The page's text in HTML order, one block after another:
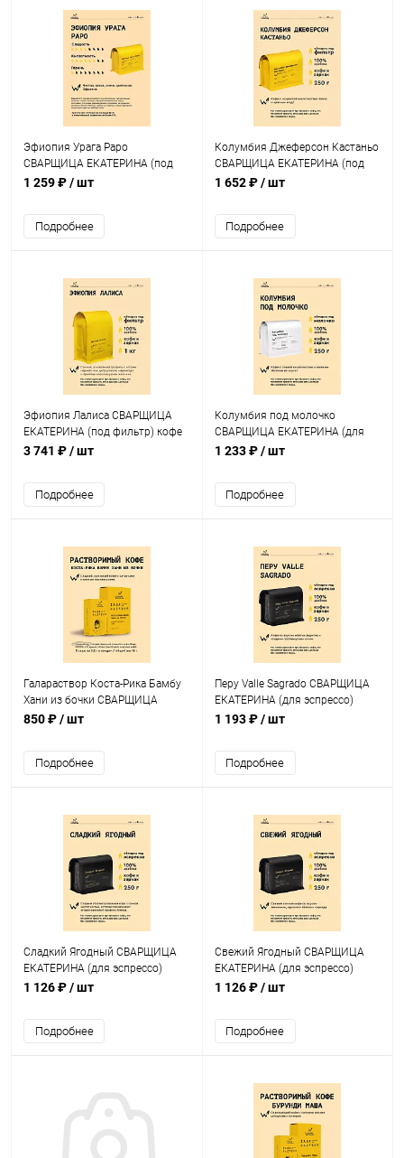
Эфиопия Урага Раро
СВАРЩИЦА ЕКАТЕРИНА (под
фильтр) кофе в зернах, упак.
1 259 ₽/ шт
Подробнее
Колумбия Джеферсон Кастаньо
СВАРЩИЦА ЕКАТЕРИНА (под
фильтр) кофе в зернах, упак.
1 652 ₽/ шт
Подробнее
Эфиопия Лалиса СВАРЩИЦА
ЕКАТЕРИНА (под фильтр) кофе
в зернах, упак. 1 кг.
3 741 ₽/ шт
Подробнее
Колумбия под молочко
СВАРЩИЦА ЕКАТЕРИНА (для
эспрессо) кофе в зернах, упак.
1 233 ₽/ шт
Подробнее
Галараствор Коста-Рика Бамбу
Хани из бочки СВАРЩИЦА
ЕКАТЕРИНА кофе растворимый,
850 ₽/ шт
Подробнее
Перу Valle Sagrado СВАРЩИЦА
ЕКАТЕРИНА (для эспрессо)
кофе в зернах, упак. 250 г.
1 193 ₽/ шт
Подробнее
Сладкий Ягодный СВАРЩИЦА
ЕКАТЕРИНА (для эспрессо)
кофе в зернах, упак. 250 г.
1 126 ₽/ шт
Подробнее
Свежий Ягодный СВАРЩИЦА
ЕКАТЕРИНА (для эспрессо)
кофе в зернах, упак. 250 г.
1 126 ₽/ шт
Подробнее